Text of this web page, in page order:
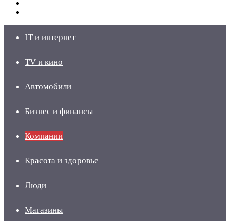
IT и интернет
TV и кино
Автомобили
Бизнес и финансы
Компании
Красота и здоровье
Люди
Магазины